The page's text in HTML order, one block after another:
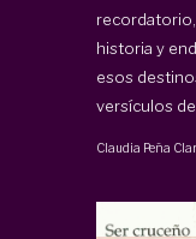
historia y
esos
versículos de
Claudia Peña